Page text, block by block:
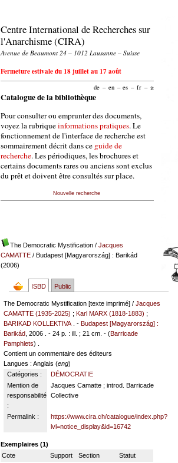
Centre International de Recherches sur
l'Anarchisme (CIRA)
Avenue de Beaumont 24 – 1012 Lausanne – Suisse
Fermeture estivale du 18 juillet au 17 août
de – en – es – fr – it
Catalogue de la bibliothèque
Pour consulter ou emprunter des documents,
voyez la rubriqueinformations pratiques. Le
fonctionnement de l'interface de recherche est
sommairement décrit dans ce guide de
recherche. Les périodiques, les brochures et
certains documents rares ou anciens sont exclus
du prêt et doivent être consultés sur place.
Nouvelle recherche
The Democratic Mystification/ Jacques
CAMATTE/ Budapest [Magyarország] : Barikád
(2006)
ISBD Public
The Democratic Mystification [texte imprimé] /Jacques
CAMATTE (1935-2025) ;Karl MARX (1818-1883) ;
BARIKAD KOLLEKTIVA . -Budapest [Magyarország] :
Barikád , 2006 . - 24 p. : ill. ; 21 cm. - (Barricade
Pamphlets) .
Contient un commentaire des éditeurs
Langues : Anglais (eng)
Catégories :
DÉMOCRATIE
Mention de
responsabilité
:
Jacques Camatte ; introd. Barricade
Collective
Permalink :
https://www.cira.ch/catalogue/index.php?
lvl=notice_display&id=16742
Exemplaires (1)
Cote
Support Section
Statut